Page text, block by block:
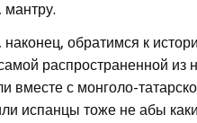
мантру.
наконец, обратимся к
распространенной
вместе с монголо-
испанцы тоже не абы